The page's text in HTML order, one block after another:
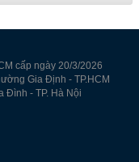
cấp ngày 20/3/2026
Gia Định - TP.HCM
Đình - TP. Hà Nội